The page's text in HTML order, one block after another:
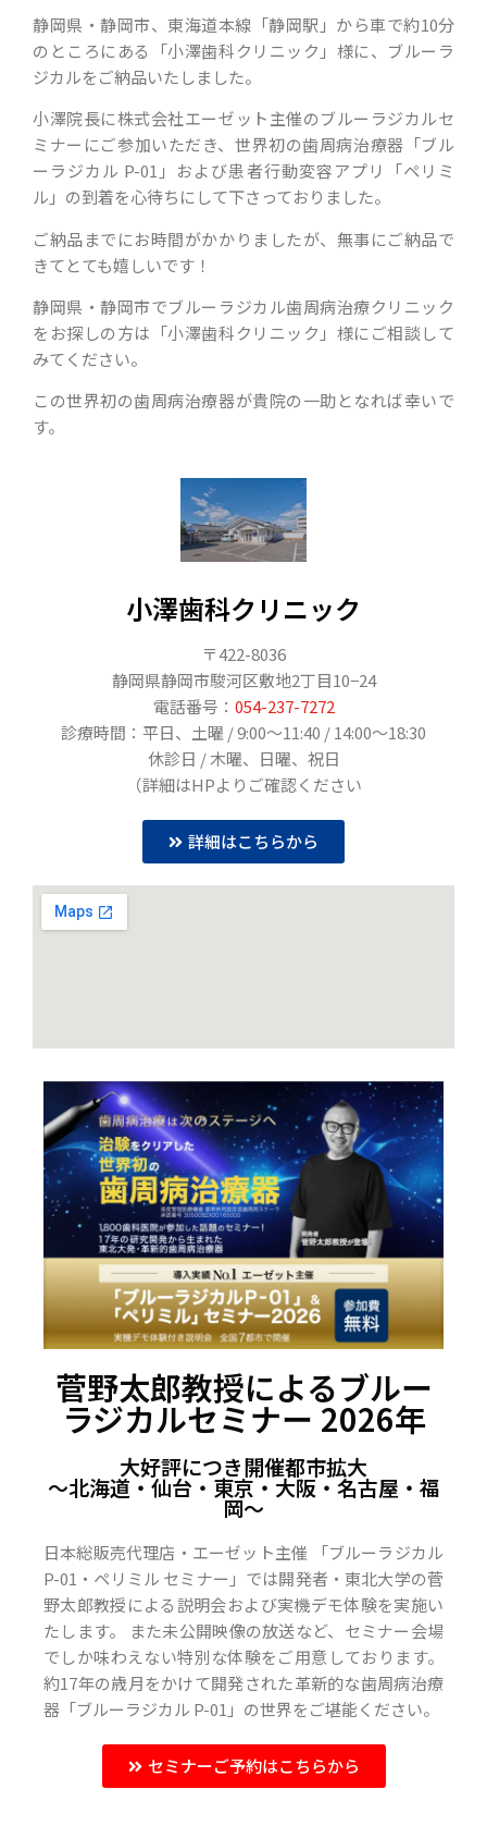
静岡県・静岡市、東海道本線「静岡駅」から車で約10分
のところにある「小澤歯科クリニック」様に、ブルーラ
ジカルをご納品いたしました。
小澤院長に株式会社エーゼット主催のブルーラジカルセ
ミナーにご参加いただき、世界初の歯周病治療器「ブル
ーラジカル P-01」および患者行動変容アプリ「ペリミ
ル」の到着を心待ちにして下さっておりました。
ご納品までにお時間がかかりましたが、無事にご納品で
きてとても嬉しいです！
静岡県・静岡市でブルーラジカル歯周病治療クリニック
をお探しの方は「小澤歯科クリニック」様にご相談して
みてください。
この世界初の歯周病治療器が貴院の一助となれば幸いで
す。
小澤歯科クリニック
〒422-8036
静岡県静岡市駿河区敷地2丁目10−24
電話番号： 054-237-7272
診療時間：平日、土曜 / 9:00～11:40 / 14:00～18:30
休診日 / 木曜、日曜、祝日
（詳細はHPよりご確認ください
詳細はこちらから
菅野太郎教授によるブルー
ラジカルセミナー 2026年
大好評につき開催都市拡大
〜北海道・仙台・東京・大阪・名古屋・福
岡〜
日本総販売代理店・エーゼット主催 「ブルーラジカル
P-01・ペリミル セミナー」では開発者・東北大学の菅
野太郎教授による説明会および実機デモ体験を実施い
たします。 また未公開映像の放送など、セミナー会場
でしか味わえない特別な体験をご用意しております。
約17年の歳月をかけて開発された革新的な歯周病治療
器「ブルーラジカル P-01」の世界をご堪能ください。
セミナーご予約はこちらから